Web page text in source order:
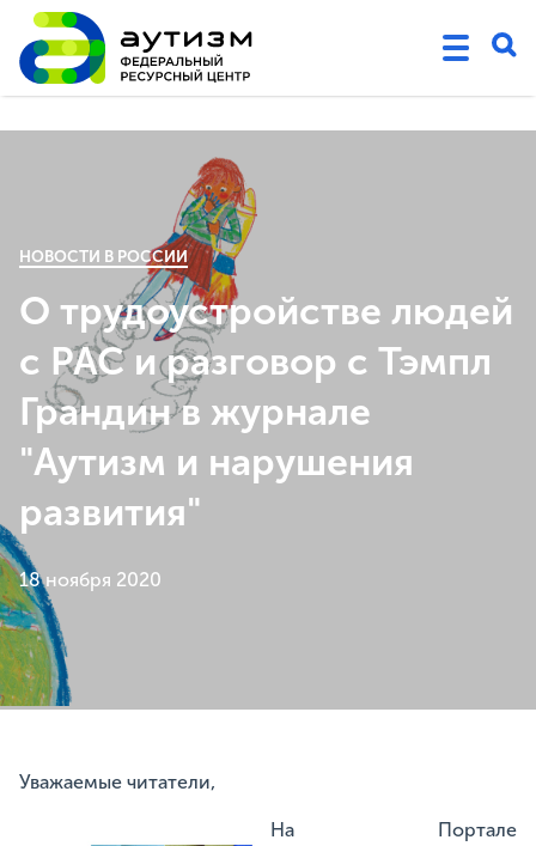
НОВОСТИ В РОССИИ
О трудоустройстве людей
с РАС и разговор с Тэмпл
Грандин в журнале
"Аутизм и нарушения
развития"
18 ноября 2020
Уважаемые читатели,
На Портале